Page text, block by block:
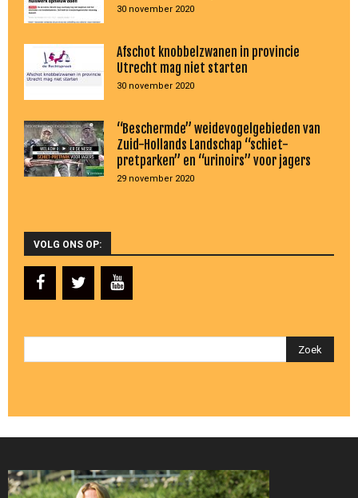
30 november 2020
Afschot knobbelzwanen in provincie
Utrecht mag niet starten
30 november 2020
“Beschermde” weidevogelgebieden van
Zuid-Hollands Landschap “schiet-
pretparken” en “urinoirs” voor jagers
29 november 2020
VOLG ONS OP: